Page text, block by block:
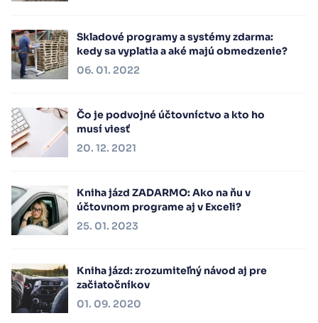
Skladové programy a systémy zdarma:
kedy sa vyplatia a aké majú obmedzenie?
06. 01. 2022
Čo je podvojné účtovníctvo a kto ho
musí viesť
20. 12. 2021
Kniha jázd ZADARMO: Ako na ňu v
účtovnom programe aj v Exceli?
25. 01. 2023
Kniha jázd: zrozumiteľný návod aj pre
začiatočníkov
01. 09. 2020